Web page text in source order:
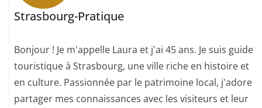
Strasbourg-Pratique
Bonjour ! Je m'appelle Laura et j'ai 45 ans. Je suis guide
touristique à Strasbourg, une ville riche en histoire et
en culture. Passionnée par le patrimoine local, j'adore
partager mes connaissances avec les visiteurs et leur